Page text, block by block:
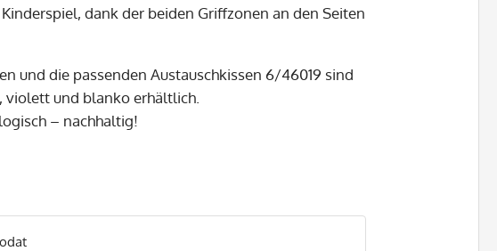
dank der beiden Griffzonen an den Seiten
und die passenden Austauschkissen 6/46019 sind
violett und blanko erhältlich.
– nachhaltig!